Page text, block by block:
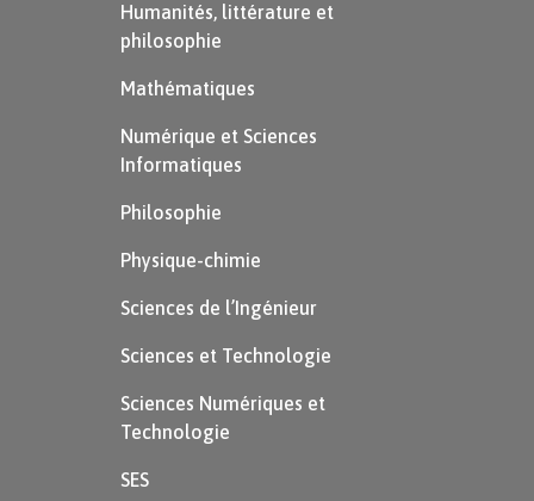
Humanités, littérature et
philosophie
Mathématiques
Numérique et Sciences
Informatiques
Philosophie
Physique-chimie
Sciences de l’Ingénieur
Sciences et Technologie
Sciences Numériques et
Technologie
SES